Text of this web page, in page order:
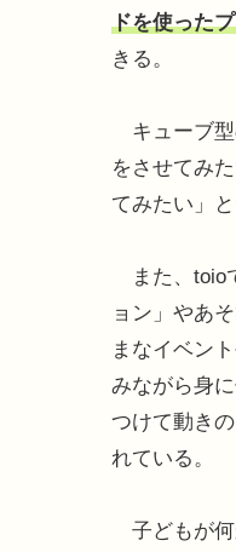
ドを使った
きる。
キューブ型
をさせてみ
てみたい」
また、toio
ョン」やあ
まなイベン
みながら身
つけて動き
れている。
子どもが何